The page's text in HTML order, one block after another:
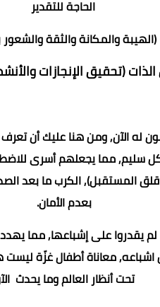
الحاجة للتقدير
(الهيبة والمكانة والثقة والشعور
(تحقيق الإنجازات
له الآن, ومن هنا عليك أن
سليم, مما يجعلهم أسرى
المستقبل), الكرب ما بعد
بعدم الأمان.
يقدروا على إشباعها, مما
اشباعه, معاناة أطفال غزّة
تحت أنظار العالم وما يحدث